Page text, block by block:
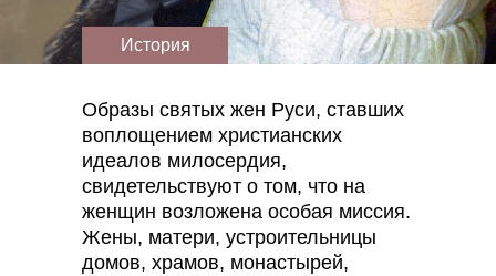
Образы святых жен Руси, ставших
воплощением христианских
идеалов милосердия,
свидетельствуют о том, что на
женщин возложена особая миссия.
Жены, матери, устроительницы
домов, храмов, монастырей,
История